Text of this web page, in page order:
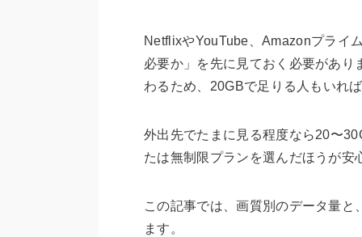
NetflixやYouTube、Amazonプライ
必要か」を先に見ておく必要があ
わるため、20GBで足りる人もいれ
外出先でたまに見る程度なら20〜
たは無制限プランを選んだほうが安
この記事では、画質別のデータ量
ます。